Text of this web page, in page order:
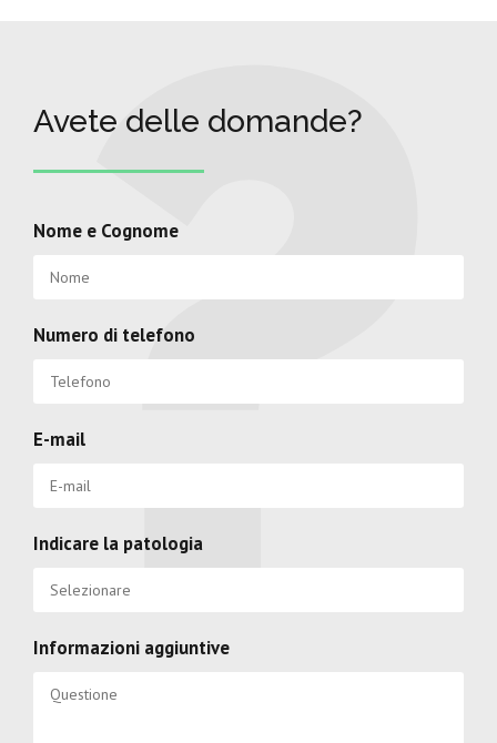
Avete delle domande?
Nome e Cognome
Numero di telefono
E-mail
Indicare la patologia
Informazioni aggiuntive